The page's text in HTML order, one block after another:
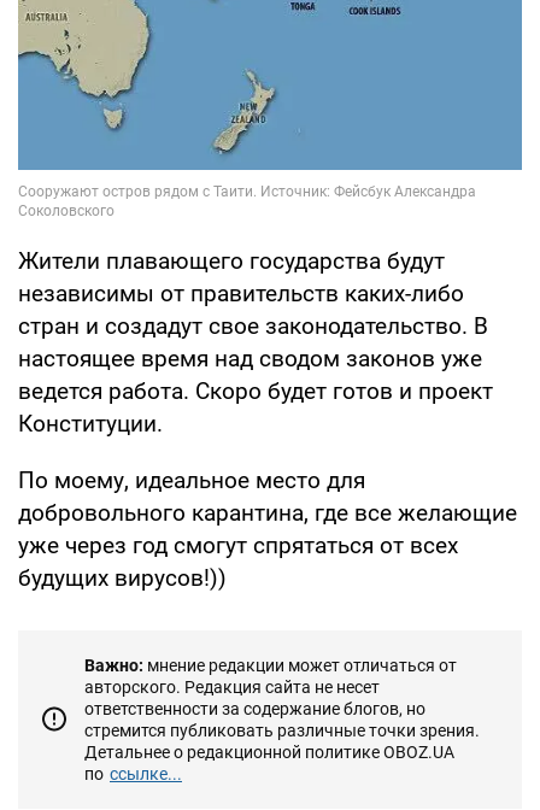
Жители плавающего государства будут
независимы от правительств каких-либо
стран и создадут свое законодательство. В
настоящее время над сводом законов уже
ведется работа. Скоро будет готов и проект
Конституции.
По моему, идеальное место для
добровольного карантина, где все желающие
уже через год смогут спрятаться от всех
будущих вирусов!))
Важно: мнение редакции может отличаться от
авторского. Редакция сайта не несет
ответственности за содержание блогов, но
стремится публиковать различные точки зрения.
Детальнее о редакционной политике OBOZ.UA
по ссылке...